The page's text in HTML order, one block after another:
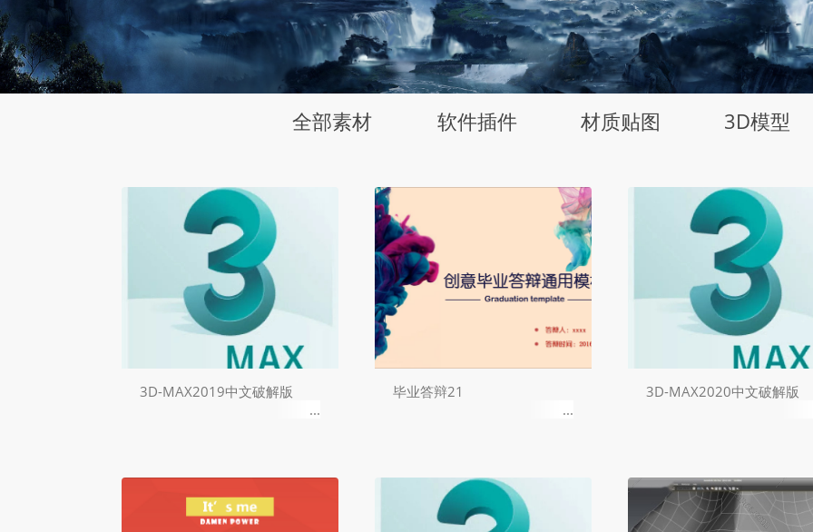
全部素材 软件插件 材质贴图 3D模型
3D-MAX2019中文破解版 毕业答辩21 3D-MAX2020中文破解版